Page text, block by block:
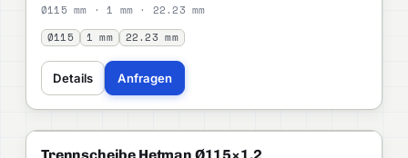
Ø115 mm · 1 mm · 22.23 mm
Ø115 1 mm 22.23 mm
Details Anfragen
STANDARD